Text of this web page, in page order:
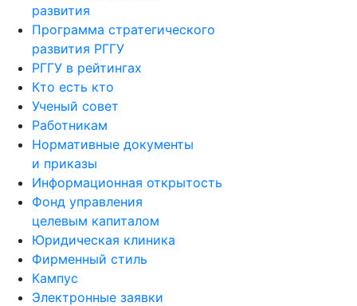
развития
Программа стратегического
развития РГГУ
РГГУ в рейтингах
Кто есть кто
Ученый совет
Работникам
Нормативные документы
и приказы
Информационная открытость
Фонд управления
целевым капиталом
Юридическая клиника
Фирменный стиль
Кампус
Электронные заявки